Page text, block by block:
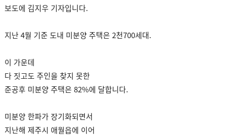
보도에 김지우 기자입니다.
지난 4월 기준 도내 미분양 주택은 2천700세대.
이 가운데
다 짓고도 주인을 찾지 못한
준공후 미분양 주택은 82%에 달합니다.
미분양 한파가 장기화되면서
지난해 제주시 애월읍에 이어